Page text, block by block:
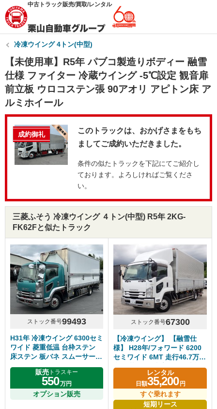
中古トラック販売/買取/レンタル
冷凍ウイング 4トン(中型)
【未使用車】R5年 パブコ製造りボディー 融雪
仕様 ファイター 冷蔵ウイング -5℃設定 観音扉
前立板 ウロコステン張 90アオリ アピトン床 ア
ルミホイール
成約御礼
このトラックは、おかげさまをもち
ましてご成約いただきました。
条件の似たトラックを下記にてご紹介し
ております。よろしければご覧くださ
い。
三菱ふそう 冷凍ウイング ４トン(中型) R5年 2KG-
FK62Fと似たトラック
ストック番号99493
H31年 冷凍ウイング 6300セミ
ワイド 菱重低温 台枠ステン
床ステン 板バネ スムーサー
いすゞフォワード アルミホイ
販売 トラスキー
550万円
オプション販売
ストック番号67300
【冷凍ウイング】 【融雪仕
様】 H28年/フォワード 6200
セミワイド 6MT 走行46.7万㎞
台 積載2.25t 内高231㎝ 車検
令和5年5月迄レンタル
日額35,200 円
すぐ乗れます
短期リース